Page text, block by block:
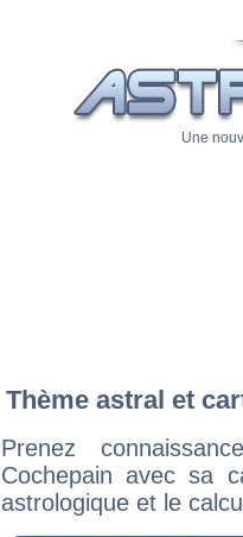
Une
Thème astral et
Prenez
Cochepain avec sa
astrologique et le